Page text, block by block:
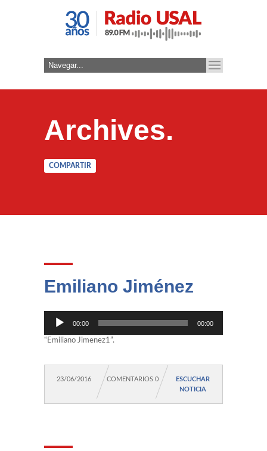
Archives.
COMPARTIR
Emiliano Jiménez
Reproductor
audio
00:00 00:00
“Emiliano Jimenez1”.
23/06/2016 COMENTARIOS 0
ESCUCHAR
NOTICIA